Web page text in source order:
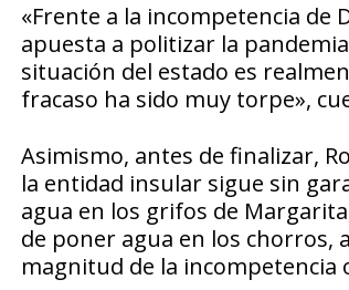
«Frente a la incompetencia de
apuesta a politizar la
situación del estado es
fracaso ha sido muy torpe»,
Asimismo, antes de finalizar,
la entidad insular sigue sin
agua en los grifos de
de poner agua en los chorros,
magnitud de la incompetencia